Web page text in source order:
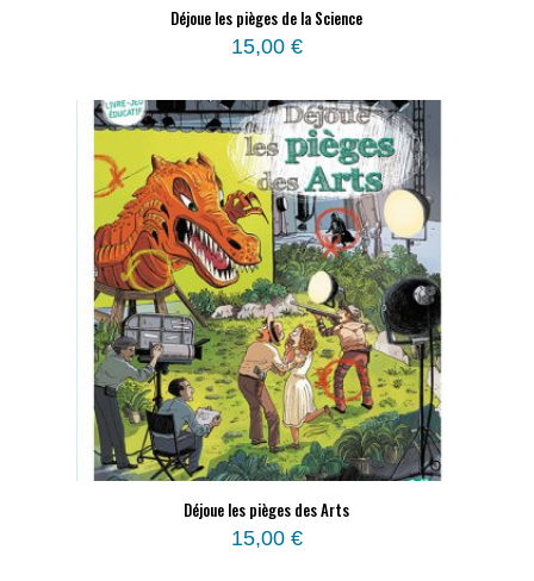
Déjoue les pièges de la Science
15,00 €
Déjoue les pièges des Arts
15,00 €